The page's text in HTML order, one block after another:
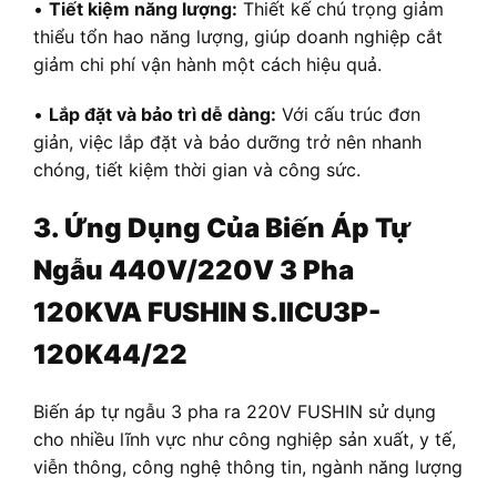
• Tiết kiệm năng lượng: Thiết kế chú trọng giảm
thiểu tổn hao năng lượng, giúp doanh nghiệp cắt
giảm chi phí vận hành một cách hiệu quả.
• Lắp đặt và bảo trì dễ dàng: Với cấu trúc đơn
giản, việc lắp đặt và bảo dưỡng trở nên nhanh
chóng, tiết kiệm thời gian và công sức.
3. Ứng Dụng Của Biến Áp Tự
Ngẫu 440V/220V 3 Pha
120KVA FUSHIN S.IICU3P-
120K44/22
Biến áp tự ngẫu 3 pha ra 220V FUSHIN sử dụng
cho nhiều lĩnh vực như công nghiệp sản xuất, y tế,
viễn thông, công nghệ thông tin, ngành năng lượng